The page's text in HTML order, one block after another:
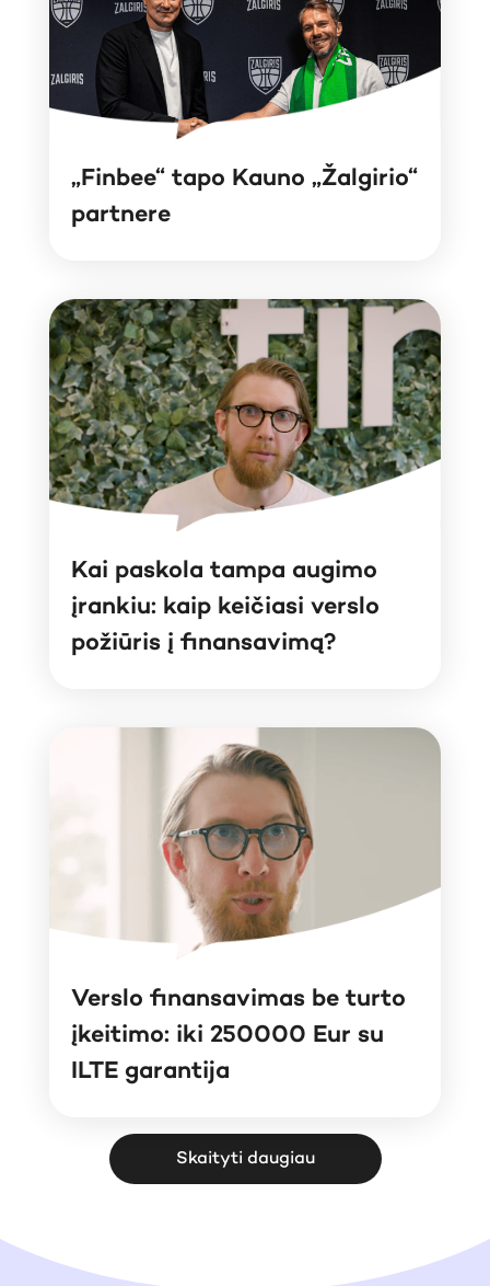
„Finbee“ tapo Kauno „Žalgirio“
partnere
Kai paskola tampa augimo
įrankiu: kaip keičiasi verslo
požiūris į finansavimą?
Verslo finansavimas be turto
įkeitimo: iki 250000 Eur su
ILTE garantija
Skaityti daugiau